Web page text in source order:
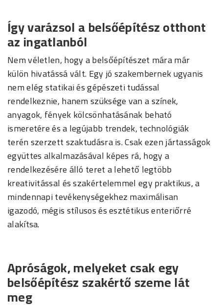
Így varázsol a belsőépítész otthont
az ingatlanból
Nem véletlen, hogy a belsőépítészet mára már
külön hivatássá vált. Egy jó szakembernek ugyanis
nem elég statikai és gépészeti tudással
rendelkeznie, hanem szüksége van a színek,
anyagok, fények kölcsönhatásának beható
ismeretére és a legújabb trendek, technológiák
terén szerzett szaktudásra is. Csak ezen jártasságok
együttes alkalmazásával képes rá, hogy a
rendelkezésére álló teret a lehető legtöbb
kreativitással és szakértelemmel egy praktikus, a
mindennapi tevékenységekhez maximálisan
igazodó, mégis stílusos és esztétikus enteriőrré
alakítsa.
Apróságok, melyeket csak egy
belsőépítész szakértő szeme lát
meg